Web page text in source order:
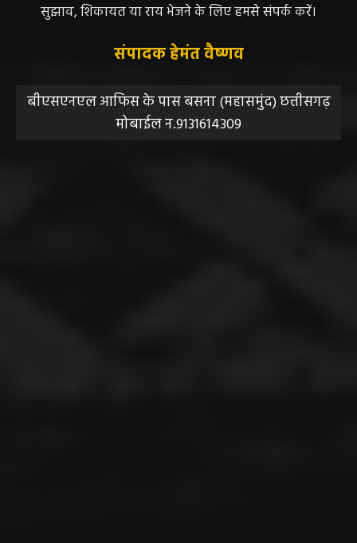
सुझाव, शिकायत या राय भेजने के लिए हमसे संपर्क करें।
संपादक हेमंत वैष्णव
बीएसएनएल आफिस के पास बसना (महासमुंद) छत्तीसगढ़
मोबाईल न.9131614309